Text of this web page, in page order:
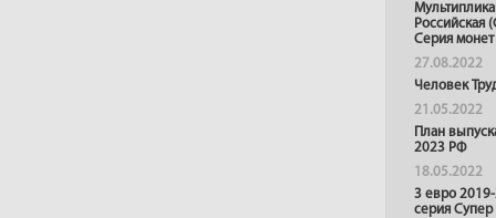
Российская
Серия монет
27.08.2022
Человек
21.05.2022
План
2023 РФ
18.05.2022
3 евро
серия